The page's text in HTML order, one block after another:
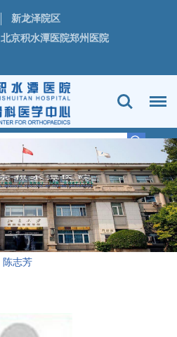
新龙泽院区
北京积水潭医院郑州医院
陈志芳